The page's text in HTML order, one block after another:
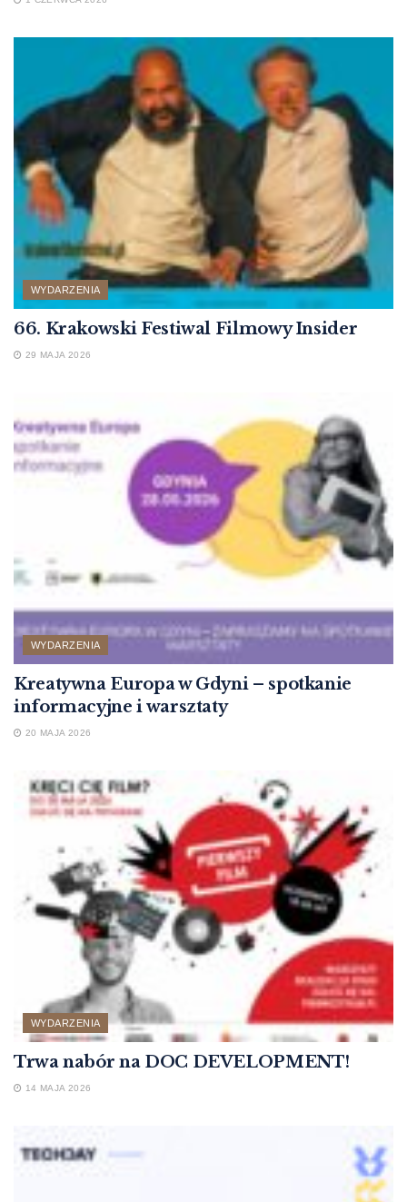
WYDARZENIA
66. Krakowski Festiwal Filmowy Insider
29 MAJA 2026
WYDARZENIA
Kreatywna Europa w Gdyni – spotkanie
informacyjne i warsztaty
20 MAJA 2026
WYDARZENIA
Trwa nabór na DOC DEVELOPMENT!
14 MAJA 2026